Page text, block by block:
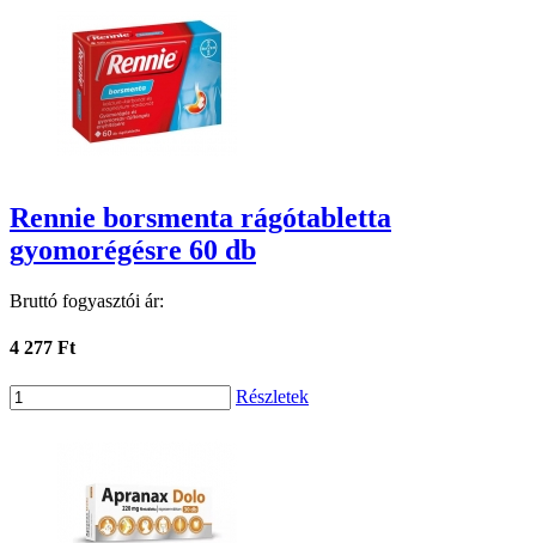
Rennie borsmenta rágótabletta
gyomorégésre 60 db
Bruttó fogyasztói ár:
4 277 Ft
Részletek